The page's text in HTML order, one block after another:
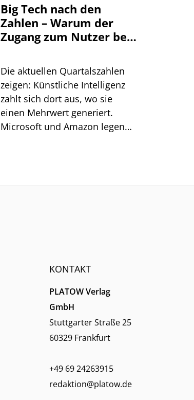
Big Tech nach den
Zahlen – Warum der
Zugang zum Nutzer bei
Die aktuellen Quartalszahlen
zeigen: Künstliche Intelligenz
zahlt sich dort aus, wo sie
einen Mehrwert generiert.
Microsoft und Amazon legen
KONTAKT
PLATOW Verlag
GmbH
Stuttgarter Straße 25
60329 Frankfurt
+49 69 24263915
redaktion@platow.de